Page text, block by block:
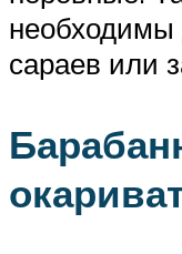
необходимы
сараев или